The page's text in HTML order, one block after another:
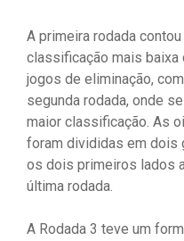
A primeira rodada
classificação mais baixa
jogos de eliminação,
segunda rodada, onde
maior classificação. As
foram divididas em dois
os dois primeiros lados
última rodada.
A Rodada 3 teve um